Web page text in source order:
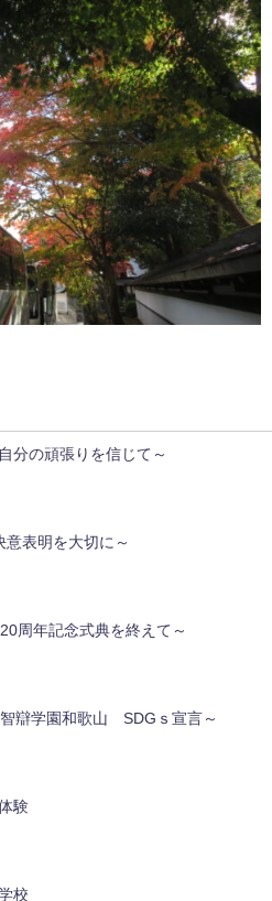
分の頑張りを信じて～
意表明を大切に～
周年記念式典を終えて～
辯学園和歌山 SDGｓ宣言～
験
校